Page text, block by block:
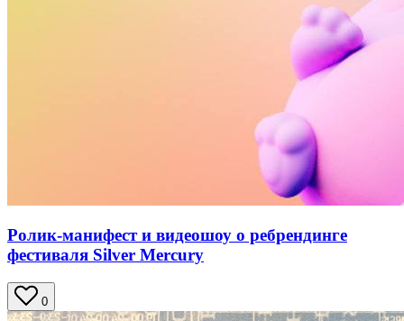
Ролик-манифест и видеошоу о ребрендинге
фестиваля Silver Mercury
0